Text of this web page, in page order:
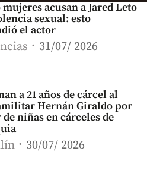
acusan a Jared Leto
sexual: esto
el actor
31/07/ 2026
a 21 años de cárcel al
Hernán Giraldo por
niñas en cárceles de
30/07/ 2026